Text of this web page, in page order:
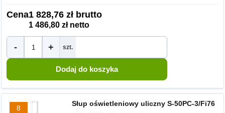
Cena1 828,76 zł brutto
1 486,80 zł netto
- + szt.
8
Słup oświetleniowy uliczny S-50PC-3/Fi76